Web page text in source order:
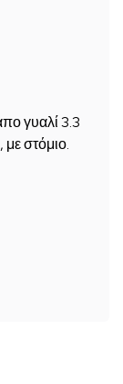
γυαλί 3.3
στόμιο.